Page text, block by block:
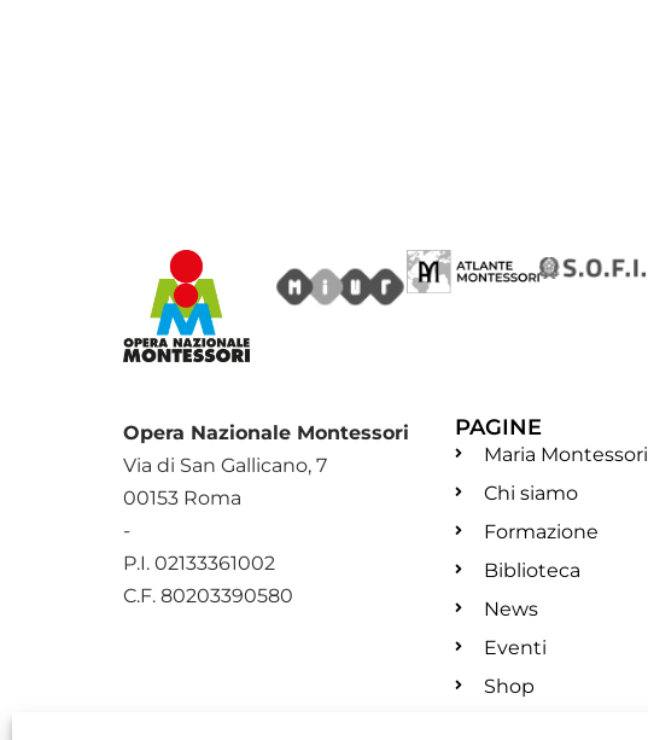
Opera Nazionale Montessori
Via di San Gallicano, 7
00153 Roma
-
P.I. 02133361002
C.F. 80203390580
PAGINE
Maria Montessori
Chi siamo
Formazione
Biblioteca
News
Eventi
Shop